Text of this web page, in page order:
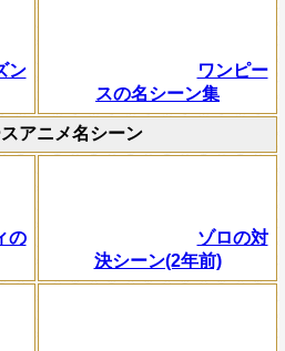
ン
ワンピー
スの名シーン集
アニメ名シーン
の
ゾロの対
決シーン(2年前)